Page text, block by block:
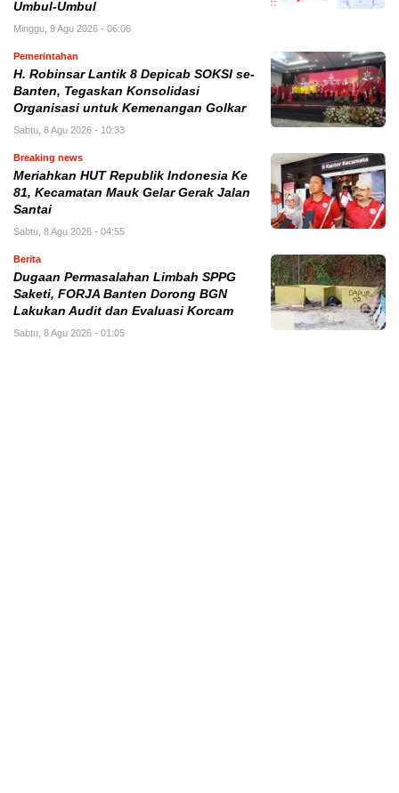
Umbul-Umbul
Minggu, 9 Agu 2026 - 06:06
Pemerintahan
H. Robinsar Lantik 8 Depicab SOKSI se-
Banten, Tegaskan Konsolidasi
Organisasi untuk Kemenangan Golkar
Sabtu, 8 Agu 2026 - 10:33
Breaking news
Meriahkan HUT Republik Indonesia Ke
81, Kecamatan Mauk Gelar Gerak Jalan
Santai
Sabtu, 8 Agu 2026 - 04:55
Berita
Dugaan Permasalahan Limbah SPPG
Saketi, FORJA Banten Dorong BGN
Lakukan Audit dan Evaluasi Korcam
Sabtu, 8 Agu 2026 - 01:05